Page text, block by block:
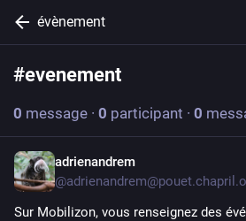
évènement
#evenement
0 message · 0 participant · 0
adrienandrem
@
Sur Mobilizon, vous renseignez des